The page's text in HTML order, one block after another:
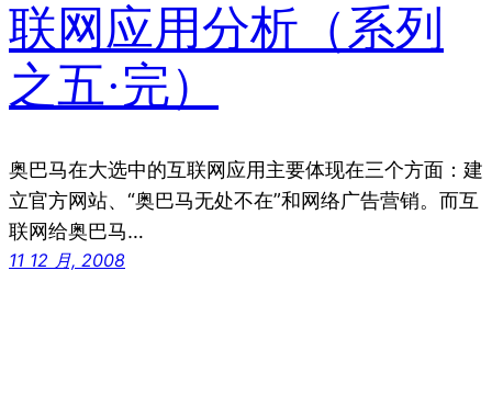
联网应用分析（系列
之五·完）
奥巴马在大选中的互联网应用主要体现在三个方面：建
立官方网站、“奥巴马无处不在”和网络广告营销。而互
联网给奥巴马…
11 12 月, 2008